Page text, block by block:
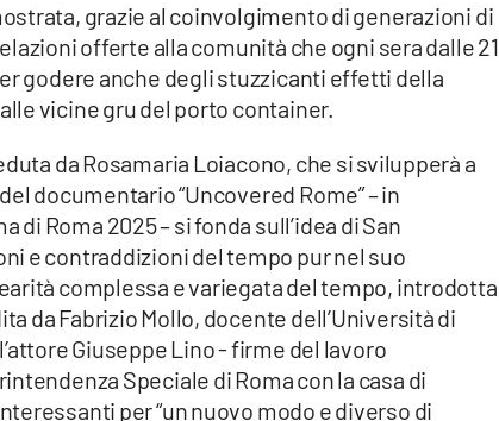
grazie al coinvolgimento di generazioni di
offerte alla comunità che ogni sera dalle 21
godere anche degli stuzzicanti effetti della
vicine gru del porto container.
da Rosamaria Loiacono, che si svilupperà a
documentario “Uncovered Rome” – in
Roma 2025 – si fonda sull’idea di San
e contraddizioni del tempo pur nel suo
complessa e variegata del tempo, introdotta
da Fabrizio Mollo, docente dell’Università di
Giuseppe Lino - firme del lavoro
Speciale di Roma con la casa di
per “un nuovo modo e diverso di